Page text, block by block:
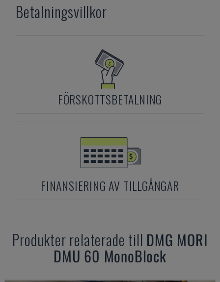
Betalningsvillkor
FÖRSKOTTSBETALNING
FINANSIERING AV TILLGÅNGAR
Produkter relaterade till DMG MORI
DMU 60 MonoBlock